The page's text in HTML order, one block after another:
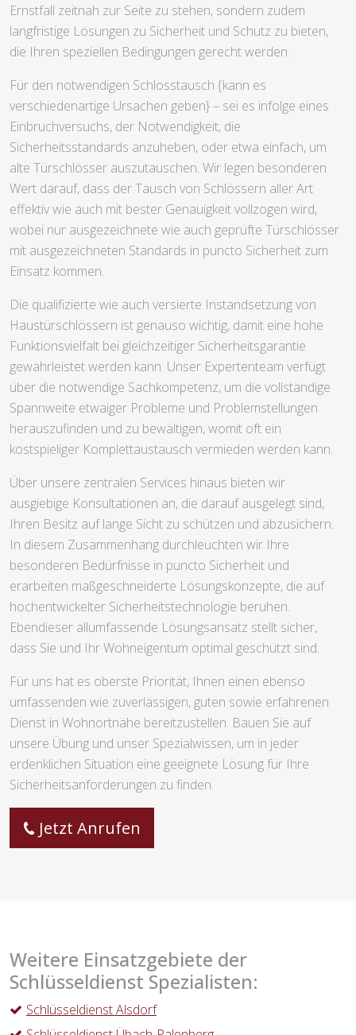
Ernstfall zeitnah zur Seite zu stehen, sondern zudem
langfristige Lösungen zu Sicherheit und Schutz zu bieten,
die Ihren speziellen Bedingungen gerecht werden.
Für den notwendigen Schlosstausch {kann es
verschiedenartige Ursachen geben} – sei es infolge eines
Einbruchversuchs, der Notwendigkeit, die
Sicherheitsstandards anzuheben, oder etwa einfach, um
alte Türschlösser auszutauschen. Wir legen besonderen
Wert darauf, dass der Tausch von Schlössern aller Art
effektiv wie auch mit bester Genauigkeit vollzogen wird,
wobei nur ausgezeichnete wie auch geprüfte Türschlösser
mit ausgezeichneten Standards in puncto Sicherheit zum
Einsatz kommen.
Die qualifizierte wie auch versierte Instandsetzung von
Haustürschlössern ist genauso wichtig, damit eine hohe
Funktionsvielfalt bei gleichzeitiger Sicherheitsgarantie
gewährleistet werden kann. Unser Expertenteam verfügt
über die notwendige Sachkompetenz, um die vollständige
Spannweite etwaiger Probleme und Problemstellungen
herauszufinden und zu bewältigen, womit oft ein
kostspieliger Komplettaustausch vermieden werden kann.
Über unsere zentralen Services hinaus bieten wir
ausgiebige Konsultationen an, die darauf ausgelegt sind,
Ihren Besitz auf lange Sicht zu schützen und abzusichern.
In diesem Zusammenhang durchleuchten wir Ihre
besonderen Bedürfnisse in puncto Sicherheit und
erarbeiten maßgeschneiderte Lösungskonzepte, die auf
hochentwickelter Sicherheitstechnologie beruhen.
Ebendieser allumfassende Lösungsansatz stellt sicher,
dass Sie und Ihr Wohneigentum optimal geschützt sind.
Für uns hat es oberste Priorität, Ihnen einen ebenso
umfassenden wie zuverlässigen, guten sowie erfahrenen
Dienst in Wohnortnähe bereitzustellen. Bauen Sie auf
unsere Übung und unser Spezialwissen, um in jeder
erdenklichen Situation eine geeignete Lösung für Ihre
Sicherheitsanforderungen zu finden.
Jetzt Anrufen
Weitere Einsatzgebiete der
Schlüsseldienst Spezialisten:
Schlüsseldienst Alsdorf